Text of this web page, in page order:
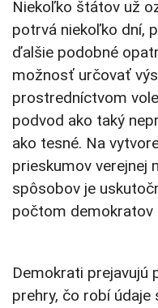
Niekoľko štátov už
potrvá niekoľko dní,
ďalšie podobné
možnosť určovať
prostredníctvom
podvod ako taký
ako tesné. Na
prieskumov verejnej
spôsobov je
počtom demokratov
Demokrati prejavujú
prehry, čo robí